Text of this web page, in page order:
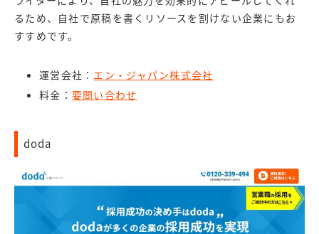
るため、自社で原稿を書くリソースを割けない企業にもお
すすめです。
運営会社： エン・ジャパン株式会社
料金： 要問い合わせ
doda